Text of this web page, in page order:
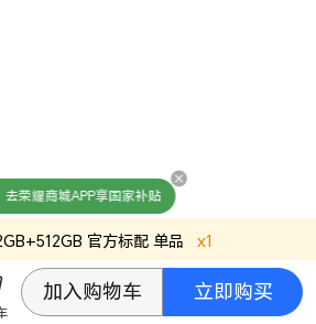
去荣耀商城APP享国家补贴
官方标配 单品 x1
加入购物车 立即购买